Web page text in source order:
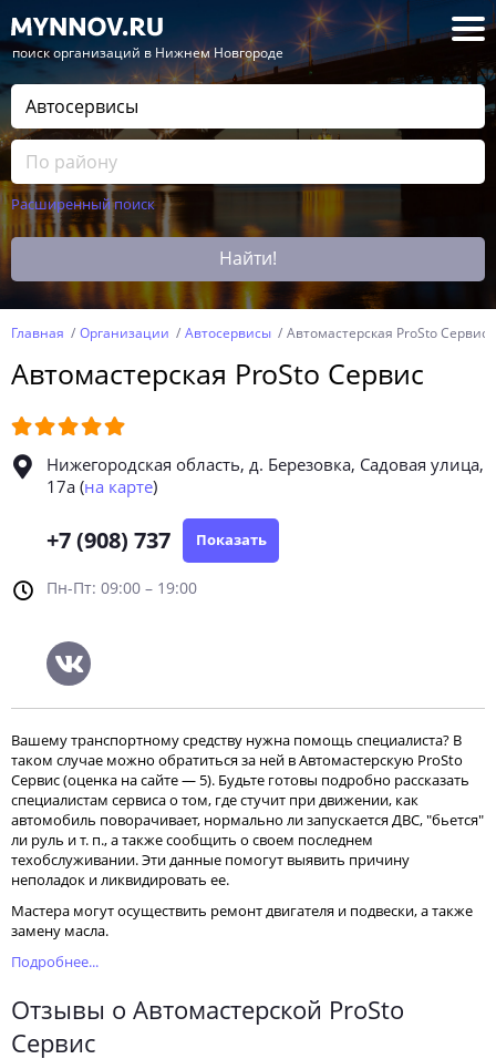
— поиск организаций в Нижнем Новгороде
Расширенный поиск
Найти!
Главная Организации Автосервисы Автомастерская ProSto Сервис
Автомастерская ProSto Сервис
Нижегородская область, д. Березовка, Садовая улица,
17а (на карте)
+7 (908) 737 Показать
Пн-Пт: 09:00 – 19:00
Вашему транспортному средству нужна помощь специалиста? В
таком случае можно обратиться за ней в Автомастерскую ProSto
Сервис (оценка на сайте — 5). Будьте готовы подробно рассказать
специалистам сервиса о том, где стучит при движении, как
автомобиль поворачивает, нормально ли запускается ДВС, "бьется"
ли руль и т. п., а также сообщить о своем последнем
техобслуживании. Эти данные помогут выявить причину
неполадок и ликвидировать ее.
Мастера могут осуществить ремонт двигателя и подвески, а также
замену масла.
Подробнее...
Отзывы о Автомастерской ProSto
Сервис